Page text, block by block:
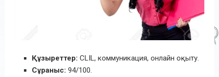
Құзыреттер: CLIL, коммуникация, онлайн оқыту.
Сұраныс: 94/100.